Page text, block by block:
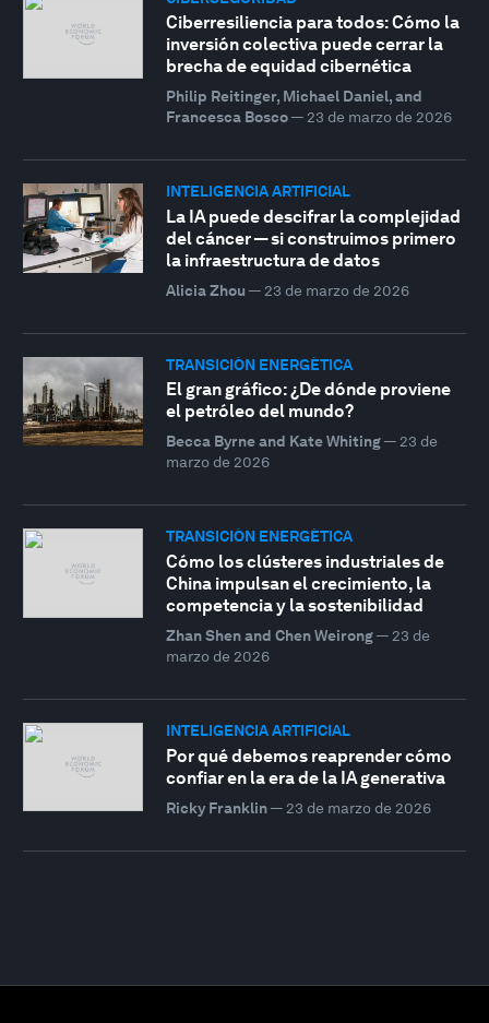
Ciberresiliencia para todos: Cómo la
inversión colectiva puede cerrar la
brecha de equidad cibernética
Philip Reitinger, Michael Daniel, and
Francesca Bosco— 23 de marzo de 2026
INTELIGENCIA ARTIFICIAL
La IA puede descifrar la complejidad
del cáncer — si construimos primero
la infraestructura de datos
Alicia Zhou — 23 de marzo de 2026
TRANSICIÓN ENERGÉTICA
El gran gráfico: ¿De dónde proviene
el petróleo del mundo?
Becca Byrne and Kate Whiting— 23 de
marzo de 2026
TRANSICIÓN ENERGÉTICA
Cómo los clústeres industriales de
China impulsan el crecimiento, la
competencia y la sostenibilidad
Zhan Shen and Chen Weirong— 23 de
marzo de 2026
INTELIGENCIA ARTIFICIAL
Por qué debemos reaprender cómo
confiar en la era de la IA generativa
Ricky Franklin— 23 de marzo de 2026